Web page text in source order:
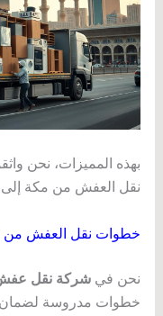
بهذه المميزات، نحن
نقل العفش من مكة إلى
خطوات نقل العفش من
نحن في شركة نقل عفش
خطوات مدروسة لضمان